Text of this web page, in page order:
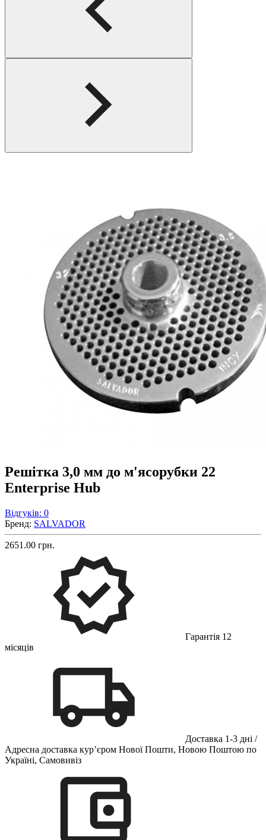
Решітка 3,0 мм до м'ясорубки 22
Enterprise Hub
Відгуків: 0
Бренд: SALVADOR
2651.00 грн.
Гарантія 12
місяців
Доставка 1-3 дні /
Адресна доставка кур’єром Нової Пошти, Новою Поштою по
Україні, Самовивіз